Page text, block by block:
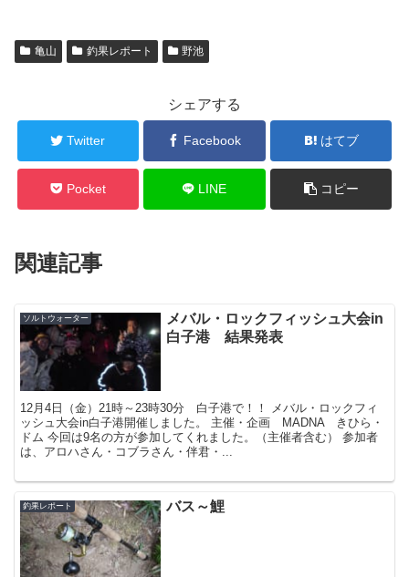
亀山 釣果レポート 野池
シェアする
Twitter Facebook はてブ
Pocket LINE コピー
関連記事
ソルトウォーター
メバル・ロックフィッシュ大会in
白子港 結果発表
12月4日（金）21時～23時30分 白子港で！！ メバル・ロックフィ
ッシュ大会in白子港開催しました。 主催・企画 MADNA きひら・
ドム 今回は9名の方が参加してくれました。（主催者含む） 参加者
は、アロハさん・コブラさん・伴君・...
釣果レポート バス～鯉